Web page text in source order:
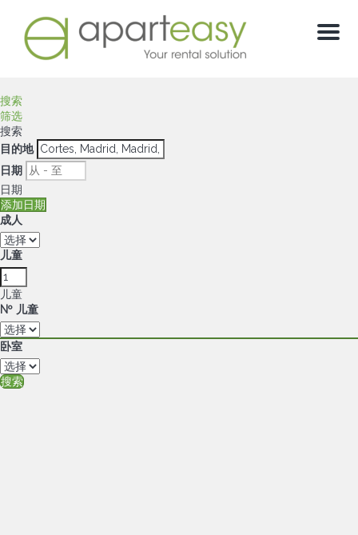
菜
搜索
筛选
搜索
目的地
日期
日期
添加日期
成人
儿童
儿童
Nº 儿童
卧室
搜索